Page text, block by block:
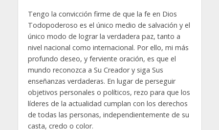
Tengo la convicción firme de que la fe en Dios
Todopoderoso es el único medio de salvación y el
único modo de lograr la verdadera paz, tanto a
nivel nacional como internacional. Por ello, mi más
profundo deseo, y ferviente oración, es que el
mundo reconozca a Su Creador y siga Sus
enseñanzas verdaderas. En lugar de perseguir
objetivos personales o políticos, rezo para que los
líderes de la actualidad cumplan con los derechos
de todas las personas, independientemente de su
casta, credo o color.